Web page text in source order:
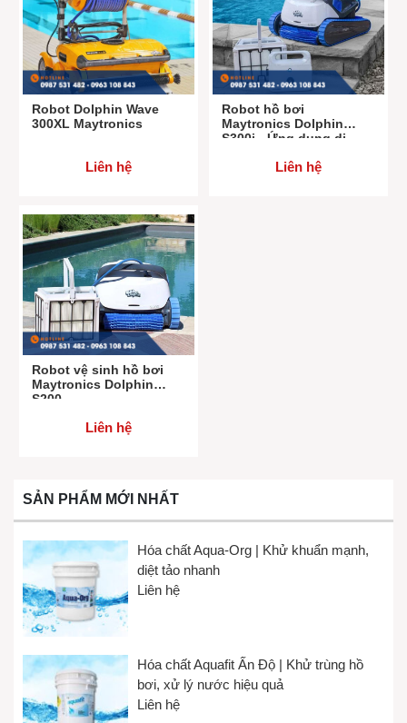
SẢN PHẨM MỚI NHẤT
Hóa chất Aqua-Org | Khử khuẩn mạnh,
diệt tảo nhanh
Liên hệ
Hóa chất Aquafit Ấn Độ | Khử trùng hồ
bơi, xử lý nước hiệu quả
Liên hệ
Robot Dolphin Wave
300XL Maytronics
Liên hệ
Robot hồ bơi
Maytronics Dolphin
S300i - Ứng dụng di
Liên hệ
Robot vệ sinh hồ bơi
Maytronics Dolphin
S200
Liên hệ